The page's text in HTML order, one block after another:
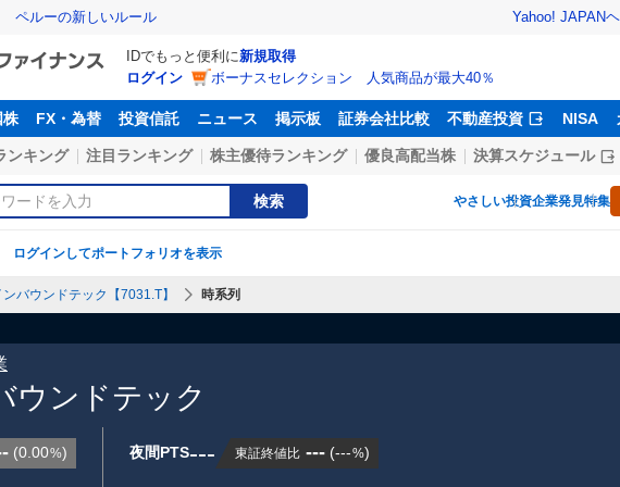
ペルーの新しいルール Yahoo! JAPAN
IDでもっと便利に新規取得
ログイン
ボーナスセレクション 人気商品が最大40％
株 FX・為替 投資信託 ニュース 掲示板 証券会社比較 不動産投資 NISA
ンキング 注目ランキング 株主優待ランキング 優良高配当株 決算スケジュール
検索 やさしい投資企業発見特集
ログインしてポートフォリオを表示
バウンドテック【7031.T】 時系列
ウンドテック
(0.00%) 夜間PTS--- 東証終値比 --- (---%)